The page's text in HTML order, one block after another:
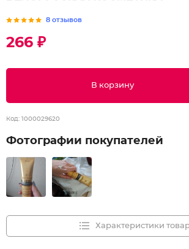
8 отзывов
266 ₽
В корзину
Код: 1000029620
Фотографии покупателей
Характеристики